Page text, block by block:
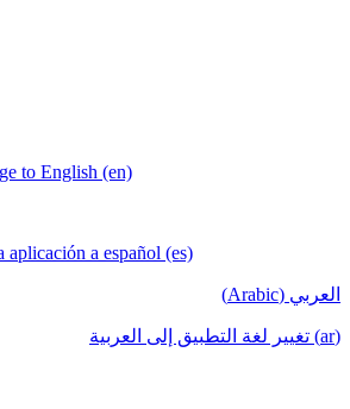
to English (en)
a español (es)
العربي (Arabic)
(ar) تغيير لغة التطبيق إلى العربية